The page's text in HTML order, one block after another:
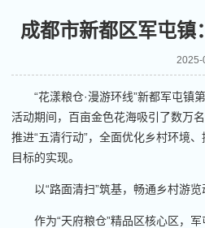
成都市新都区军屯镇
2025-
“花漾粮仓·漫游环线”新都军屯镇第
活动期间，百亩金色花海吸引了数万
推进“五清行动”，全面优化乡村环境
目标的实现。
以“路面清扫”筑基，畅通乡村游览
作为“天府粮仓”精品区核心区，军